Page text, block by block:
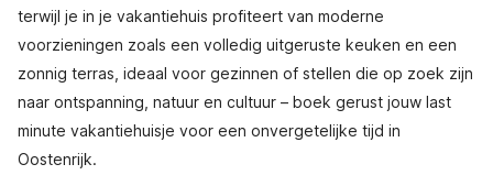
terwijl je in je vakantiehuis profiteert van moderne
voorzieningen zoals een volledig uitgeruste keuken en een
zonnig terras, ideaal voor gezinnen of stellen die op zoek zijn
naar ontspanning, natuur en cultuur – boek gerust jouw last
minute vakantiehuisje voor een onvergetelijke tijd in
Oostenrijk.